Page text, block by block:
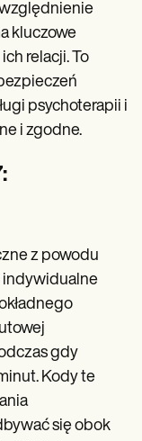
kluczowe
relacji. To
psychoterapii i
i zgodne.
z powodu
indywidualne
gdy
Kody te
się obok